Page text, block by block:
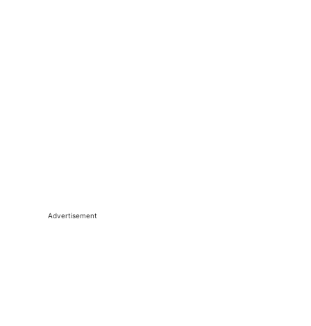
Advertisement